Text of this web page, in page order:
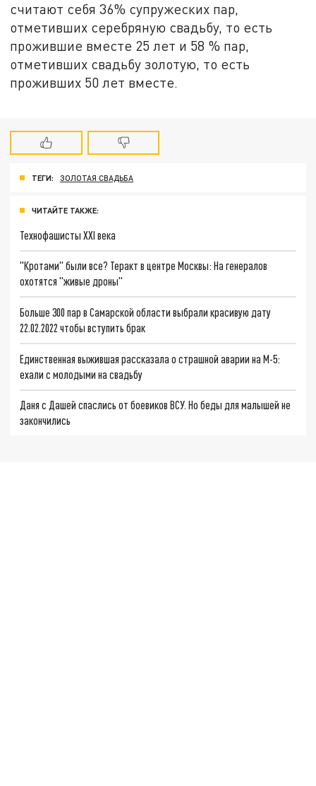
считают себя 36% супружеских пар,
отметивших серебряную свадьбу, то есть
прожившие вместе 25 лет и 58 % пар,
отметивших свадьбу золотую, то есть
проживших 50 лет вместе.
ТЕГИ: ЗОЛОТАЯ СВАДЬБА
ЧИТАЙТЕ ТАКЖЕ:
Технофашисты XXI века
"Кротами" были все? Теракт в центре Москвы: На генералов
охотятся "живые дроны"
Больше 300 пар в Самарской области выбрали красивую дату
22.02.2022 чтобы вступить брак
Единственная выжившая рассказала о страшной аварии на М-5:
ехали с молодыми на свадьбу
Даня с Дашей спаслись от боевиков ВСУ. Но беды для малышей не
закончились